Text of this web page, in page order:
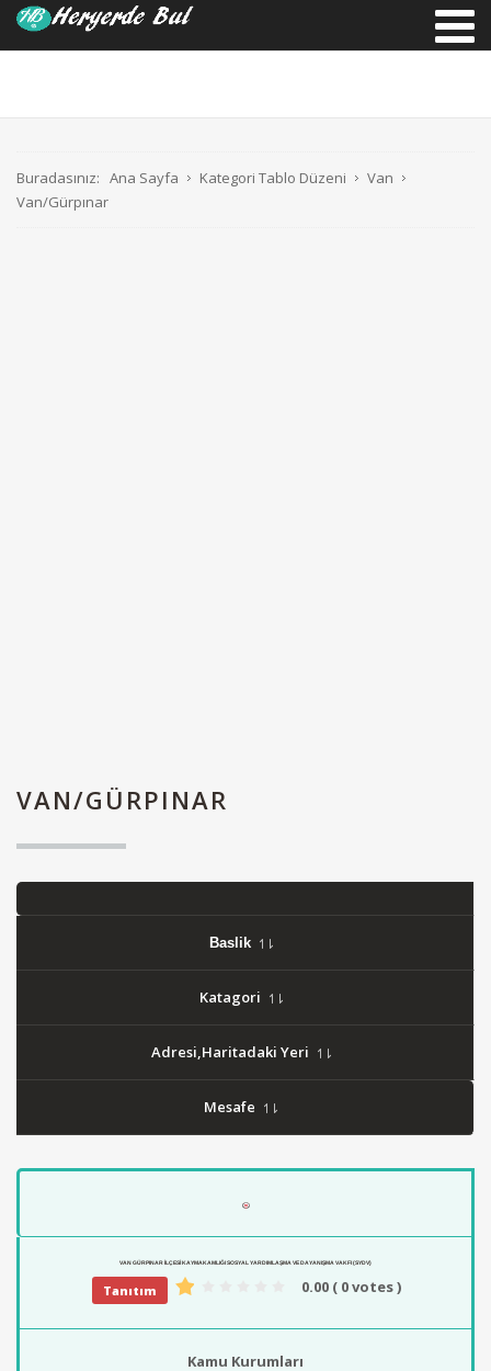
Buradasınız: Ana Sayfa Kategori Tablo Düzeni
Van
Van/Gürpınar
VAN/GÜRPINAR
Baslik
Katagori
Adresi,Haritadaki Yeri
Mesafe
VAN GÜRPINAR İLÇESI KAYMAKAMLIĞI SOSYAL YARDIMLAŞMA VE DAYANIŞMA VAKFI (SYDV)
Tanıtım 0.00 ( 0 votes )
Kamu Kurumları